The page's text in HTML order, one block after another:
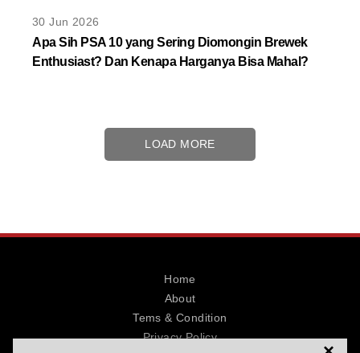
30 Jun 2026
Apa Sih PSA 10 yang Sering Diomongin Brewek
Enthusiast? Dan Kenapa Harganya Bisa Mahal?
LOAD MORE
Home
About
Tems & Condition
Privacy Policy